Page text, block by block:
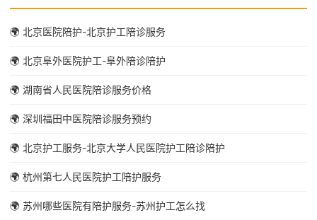
🌍 北京医院陪护-北京护工陪诊服务
🌍 北京阜外医院护工-阜外陪诊陪护
🌍 湖南省人民医院陪诊服务价格
🌍 深圳福田中医院陪诊服务预约
🌍 北京护工服务-北京大学人民医院护工陪诊陪护
🌍 杭州第七人民医院护工陪护服务
🌍 苏州哪些医院有陪护服务-苏州护工怎么找